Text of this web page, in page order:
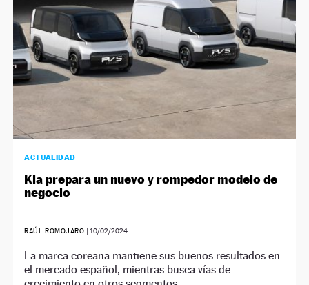
ACTUALIDAD
Kia prepara un nuevo y rompedor modelo de
negocio
RAÚL ROMOJARO | 10/02/2024
La marca coreana mantiene sus buenos resultados en
el mercado español, mientras busca vías de